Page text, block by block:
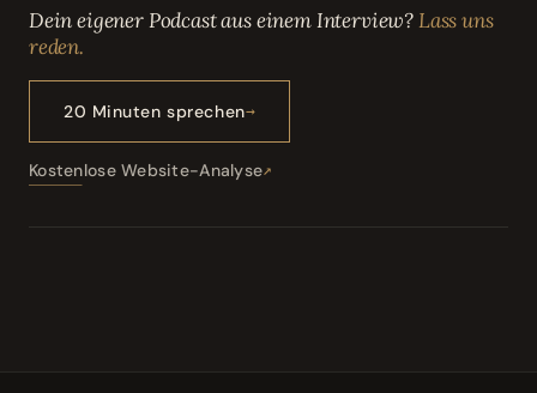
Dein eigener Podcast aus einem Interview?Lass uns
reden.
20 Minuten sprechen
Kostenlose Website-Analyse